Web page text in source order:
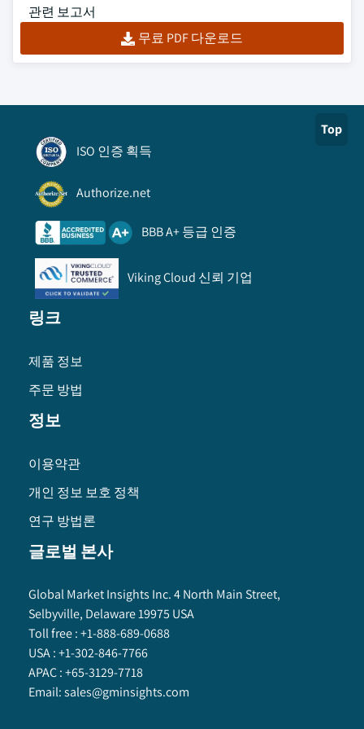
관련 보고서
무료 PDF 다운로드
Top
ISO 인증 획득
Authorize.net
BBB A+ 등급 인증
Viking Cloud 신뢰 기업
링크
제품 정보
주문 방법
정보
이용약관
개인 정보 보호 정책
연구 방법론
글로벌 본사
Global Market Insights Inc. 4 North Main Street,
Selbyville, Delaware 19975 USA
Toll free :+1-888-689-0688
USA :+1-302-846-7766
APAC :+65-3129-7718
Email:sales@gminsights.com